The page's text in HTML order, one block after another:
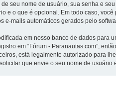
seu nome de usuário, sua senha e
e o que é opcional. Em todo caso,
e-mails automáticos gerados pelo
em nosso banco de dados para
em “Fórum - Paranautas.com”,
está legalmente autorizado para
que envie o seu nome de